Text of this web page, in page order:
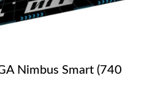
Nimbus Smart (740